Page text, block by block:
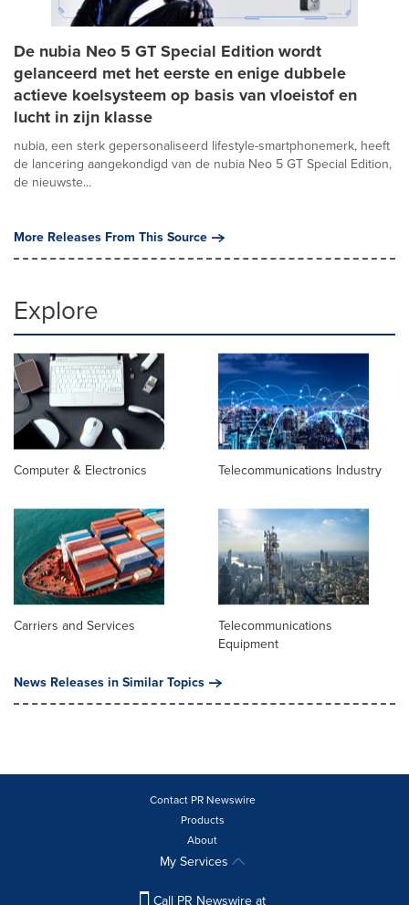
De nubia Neo 5 GT Special Edition wordt
gelanceerd met het eerste en enige dubbele
actieve koelsysteem op basis van vloeistof en
lucht in zijn klasse
nubia, een sterk gepersonaliseerd lifestyle-smartphonemerk, heeft
de lancering aangekondigd van de nubia Neo 5 GT Special Edition,
de nieuwste...
More Releases From This Source
Explore
Computer & Electronics Telecommunications Industry
Carriers and Services
Telecommunications
Equipment
News Releases in Similar Topics
Contact PR Newswire
Products
About
My Services